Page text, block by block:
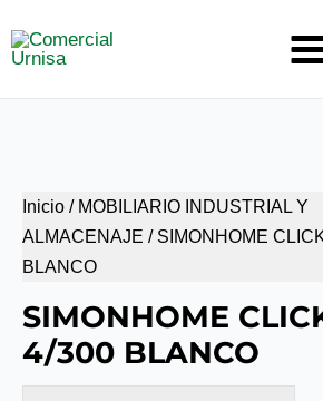
al
Inicio / MOBILIARIO INDUSTRIAL Y
ALMACENAJE / SIMONHOME
BLANCO
SIMONHOME
4/300 BLANCO